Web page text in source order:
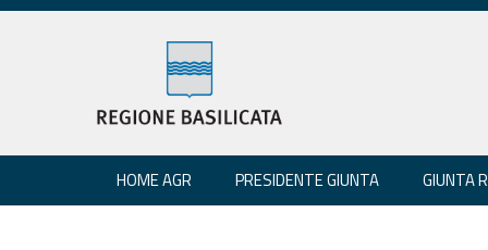
HOME AGR PRESIDENTE GIUNTA GIUNTA